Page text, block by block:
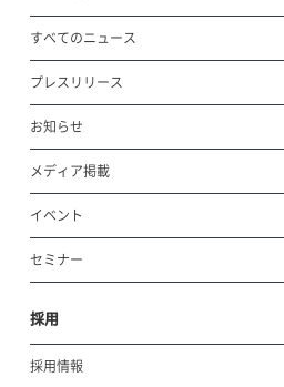
すべてのニュース
プレスリリース
お知らせ
メディア掲載
イベント
セミナー
採用
採用情報